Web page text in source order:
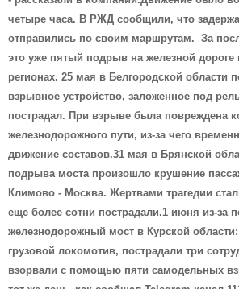
четыре часа. В РЖД сообщили, что
отправились по своим маршрутам. За
это уже пятый подрыв на железной дороге
регионах. 25 мая в Белгородской области
взрывное устройство, заложенное под
пострадал. При взрыве была повреждена
железнодорожного пути, из-за чего
движение составов.31 мая в Брянской
подрыва моста произошло крушение
Климово - Москва. Жертвами трагедии
еще более сотни пострадали.1 июня из-за
железнодорожный мост в Курской
грузовой локомотив, пострадали три
взорвали с помощью пяти самодельных